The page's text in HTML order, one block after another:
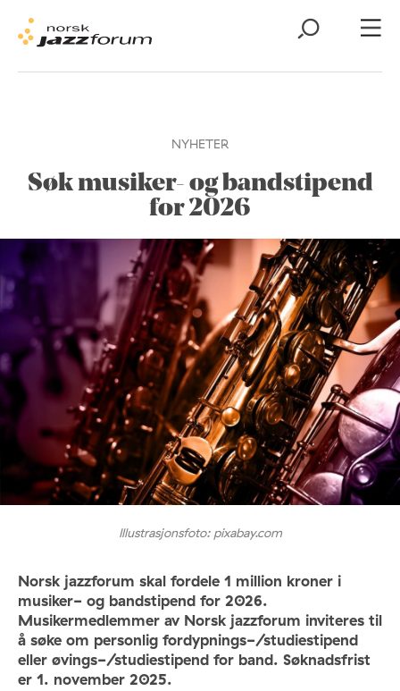
NYHETER
Søk musiker- og bandstipend
for 2026
Illustrasjonsfoto: pixabay.com
Norsk jazzforum skal fordele 1 million kroner i
musiker- og bandstipend for 2026.
Musikermedlemmer av Norsk jazzforum inviteres til
å søke om personlig fordypnings-/studiestipend
eller øvings-/studiestipend for band. Søknadsfrist
er 1. november 2025.